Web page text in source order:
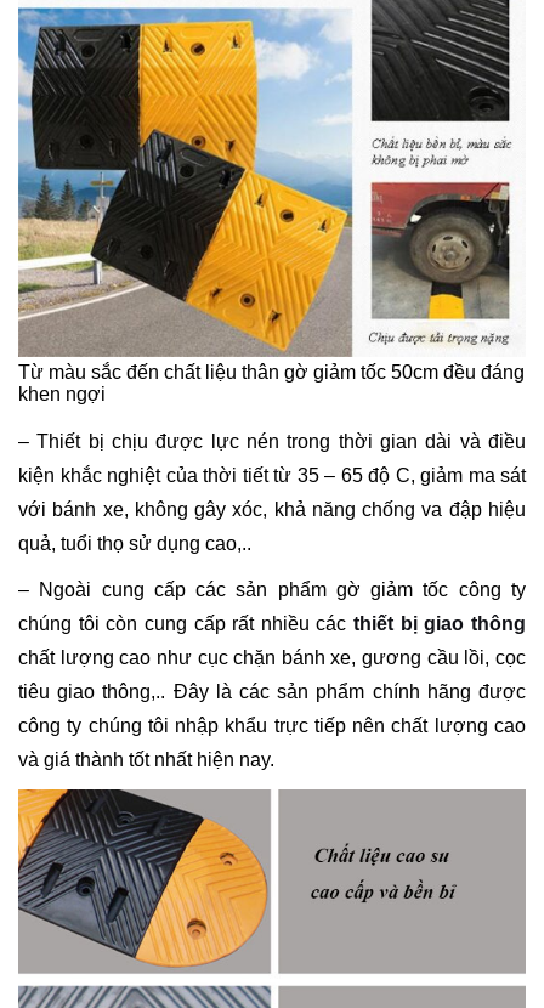
Từ màu sắc đến chất liệu thân gờ giảm tốc 50cm đều đáng
khen ngợi
– Thiết bị chịu được lực nén trong thời gian dài và điều
kiện khắc nghiệt của thời tiết từ 35 – 65 độ C, giảm ma sát
với bánh xe, không gây xóc, khả năng chống va đập hiệu
quả, tuổi thọ sử dụng cao,..
– Ngoài cung cấp các sản phẩm gờ giảm tốc công ty
chúng tôi còn cung cấp rất nhiều cácthiết bị giao thông
chất lượng cao như cục chặn bánh xe, gương cầu lồi, cọc
tiêu giao thông,.. Đây là các sản phẩm chính hãng được
công ty chúng tôi nhập khẩu trực tiếp nên chất lượng cao
và giá thành tốt nhất hiện nay.